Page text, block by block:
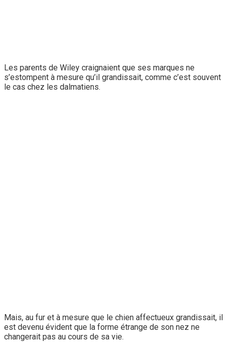
Les parents de Wiley craignaient que ses marques ne
s’estompent à mesure qu’il grandissait, comme c’est souvent
le cas chez les dalmatiens.
Mais, au fur et à mesure que le chien affectueux grandissait, il
est devenu évident que la forme étrange de son nez ne
changerait pas au cours de sa vie.